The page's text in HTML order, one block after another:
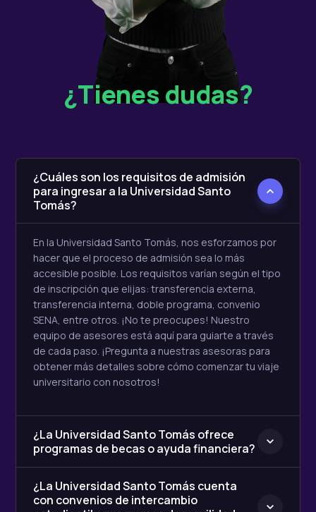
¿Tienes dudas?
¿Cuáles son los requisitos de admisión
para ingresar a la Universidad Santo
Tomás?
En la Universidad Santo Tomás, nos esforzamos por
hacer que el proceso de admisión sea lo más
accesible posible. Los requisitos varían según el tipo
de inscripción que elijas: transferencia externa,
transferencia interna, doble programa, convenio
SENA, entre otros. ¡No te preocupes! Nuestro
equipo de asesores está aquí para guiarte a través
de cada paso. ¡Pregunta a nuestras asesoras para
obtener más detalles sobre cómo comenzar tu viaje
universitario con nosotros!
¿La Universidad Santo Tomás ofrece
programas de becas o ayuda financiera?
¿La Universidad Santo Tomás cuenta
con convenios de intercambio